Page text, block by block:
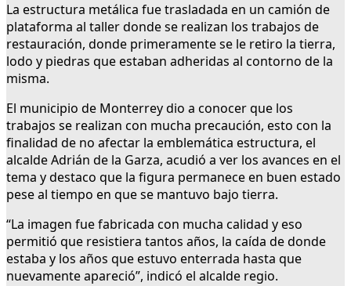
La estructura metálica fue trasladada en un camión de
plataforma al taller donde se realizan los trabajos de
restauración, donde primeramente se le retiro la tierra,
lodo y piedras que estaban adheridas al contorno de la
misma.
El municipio de Monterrey dio a conocer que los
trabajos se realizan con mucha precaución, esto con la
finalidad de no afectar la emblemática estructura, el
alcalde Adrián de la Garza, acudió a ver los avances en el
tema y destaco que la figura permanece en buen estado
pese al tiempo en que se mantuvo bajo tierra.
“La imagen fue fabricada con mucha calidad y eso
permitió que resistiera tantos años, la caída de donde
estaba y los años que estuvo enterrada hasta que
nuevamente apareció”, indicó el alcalde regio.